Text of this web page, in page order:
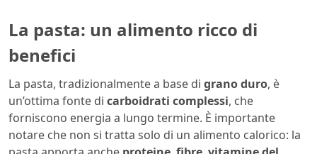
La pasta: un alimento ricco di
benefici
La pasta, tradizionalmente a base di grano duro, è
un’ottima fonte di carboidrati complessi, che
forniscono energia a lungo termine. È importante
notare che non si tratta solo di un alimento calorico: la